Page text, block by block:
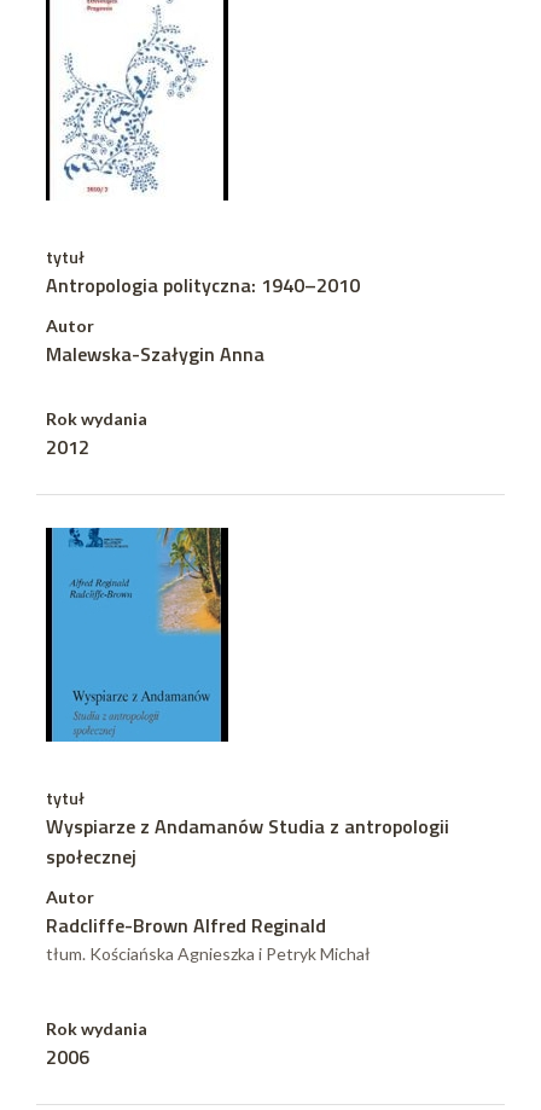
tytuł
Antropologia polityczna: 1940–2010
Autor
Malewska-Szałygin Anna
Rok wydania
2012
tytuł
Wyspiarze z Andamanów Studia z antropologii
społecznej
Autor
Radcliffe-Brown Alfred Reginald
tłum. Kościańska Agnieszka i Petryk Michał
Rok wydania
2006